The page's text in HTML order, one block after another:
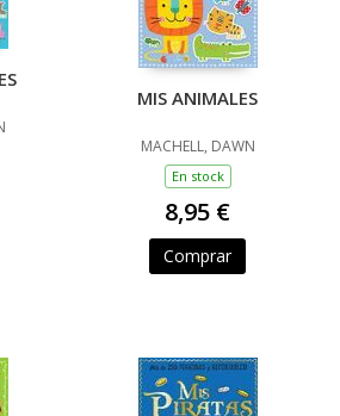
MIS ANIMALES
MACHELL, DAWN
En stock
8,95 €
Comprar